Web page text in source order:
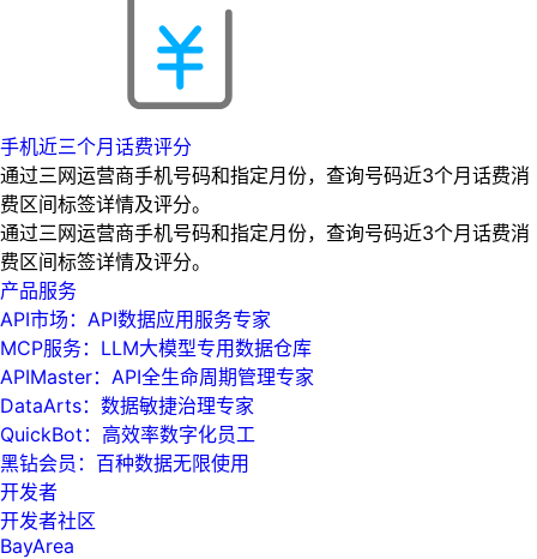
手机近三个月话费评分
通过三网运营商手机号码和指定月份，查询号码近3个月话费消
费区间标签详情及评分。
通过三网运营商手机号码和指定月份，查询号码近3个月话费消
费区间标签详情及评分。
产品服务
API市场：API数据应用服务专家
MCP服务：LLM大模型专用数据仓库
APIMaster：API全生命周期管理专家
DataArts：数据敏捷治理专家
QuickBot：高效率数字化员工
黑钻会员：百种数据无限使用
开发者
开发者社区
BayArea